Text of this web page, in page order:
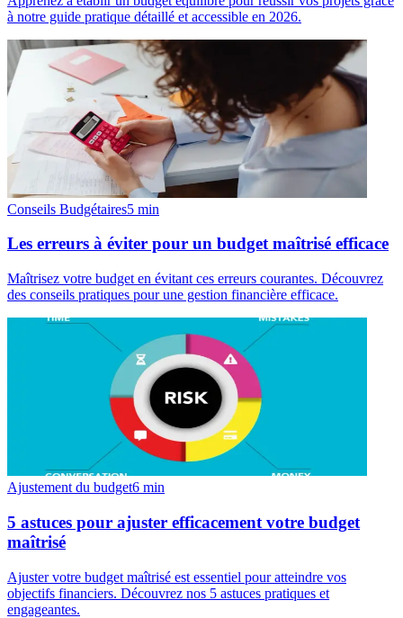
à notre guide pratique détaillé et accessible en 2026.
Conseils Budgétaires5 min
Les erreurs à éviter pour un budget maîtrisé efficace
Maîtrisez votre budget en évitant ces erreurs courantes. Découvrez
des conseils pratiques pour une gestion financière efficace.
Ajustement du budget6 min
5 astuces pour ajuster efficacement votre budget
maîtrisé
Ajuster votre budget maîtrisé est essentiel pour atteindre vos
objectifs financiers. Découvrez nos 5 astuces pratiques et
engageantes.